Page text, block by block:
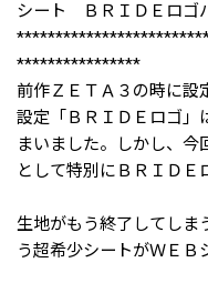
シート ＢＲＩＤＥロゴ
****************
前作ＺＥＴＡ３の時に設
設定「ＢＲＩＤＥロゴ」
まいました。しかし、
として特別にＢＲＩＤＥ
生地がもう終了してしま
う超希少シートがＷＥＢ